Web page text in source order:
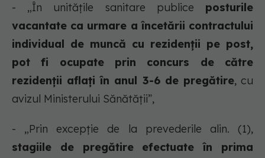
- „În unitățile sanitare publice posturile
vacantate ca urmare a încetării contractului
individual de muncă cu rezidenții pe post,
pot fi ocupate prin concurs de către
rezidenții aflați în anul 3-6 de pregătire, cu
avizul Ministerului Sănătății”,
- „Prin excepție de la prevederile alin. (1),
stagiile de pregătire efectuate în prima